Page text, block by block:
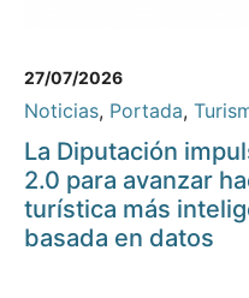
27/07/2026
Noticias, Portada,
La Diputación
2.0 para avanzar
turística más
basada en datos